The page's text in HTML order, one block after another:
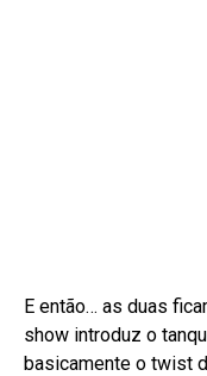
E então… as duas
show introduz o
basicamente o twist